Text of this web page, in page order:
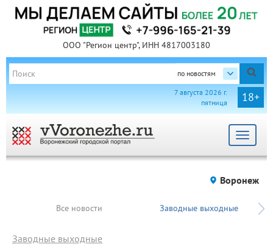
ООО "Регион центр", ИНН 4817003180
по новостям
18+
7 августа 2026 г.
пятница
Toggle
Воронеж
Все новости Заводные выходные
Заводные выходные